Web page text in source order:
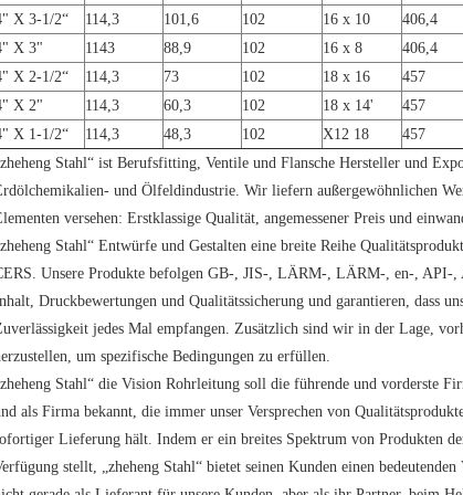
X 3-1/2“ 114,3 101,6 102 16 x 10 406,4
X 3"
1143 88,9 102 16 x 8 406,4
X 2-1/2“
114,3 73 102 18 x 16 457
X 2"
114,3 60,3 102 18 x 14' 457
X 1-1/2“
114,3 48,3 102 X12 18 457
Stahl“ ist Berufsfitting, Ventile und Flansche Hersteller und
und Ölfeldindustrie. Wir liefern außergewöhnlichen
versehen: Erstklassige Qualität, angemessener Preis und
Stahl“ Entwürfe und Gestalten eine breite Reihe
Unsere Produkte befolgen GB-, JIS-, LÄRM-, LÄRM-, en-, API-
Druckbewertungen und Qualitätssicherung und garantieren, dass
jedes Mal empfangen. Zusätzlich sind wir in der Lage,
um spezifische Bedingungen zu erfüllen.
Stahl“ die Vision Rohrleitung soll die führende und vorderste
als Firma bekannt, die immer unser Versprechen von
Lieferung hält. Indem er ein breites Spektrum von Produkten
stellt, „zheheng Stahl“ bietet seinen Kunden einen